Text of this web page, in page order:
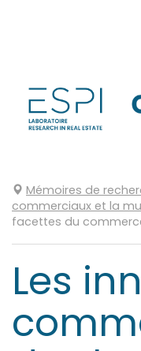
contenu
Mémoires de
commerciaux et la
facettes du
Les